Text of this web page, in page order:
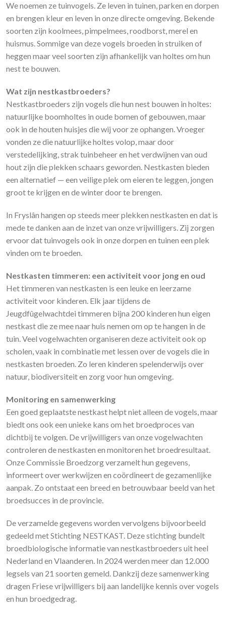
We noemen ze tuinvogels. Ze leven in tuinen, parken en dorpen
en brengen kleur en leven in onze directe omgeving. Bekende
soorten zijn koolmees, pimpelmees, roodborst, merel en
huismus. Sommige van deze vogels broeden in struiken of
heggen maar veel soorten zijn afhankelijk van holtes om hun
nest te bouwen.
Wat zijn nestkastbroeders?
Nestkastbroeders zijn vogels die hun nest bouwen in holtes:
natuurlijke boomholtes in oude bomen of gebouwen, maar
ook in de houten huisjes die wij voor ze ophangen. Vroeger
vonden ze die natuurlijke holtes volop, maar door
verstedelijking, strak tuinbeheer en het verdwijnen van oud
hout zijn die plekken schaars geworden. Nestkasten bieden
een alternatief — een veilige plek om eieren te leggen, jongen
groot te krijgen en de winter door te brengen.
In Fryslân hangen op steeds meer plekken nestkasten en dat is
mede te danken aan de inzet van onze vrijwilligers. Zij zorgen
ervoor dat tuinvogels ook in onze dorpen en tuinen een plek
vinden om te broeden.
Nestkasten timmeren: een activiteit voor jong en oud
Het timmeren van nestkasten is een leuke en leerzame
activiteit voor kinderen. Elk jaar tijdens de
Jeugdfûgelwachtdei timmeren bijna 200 kinderen hun eigen
nestkast die ze mee naar huis nemen om op te hangen in de
tuin. Veel vogelwachten organiseren deze activiteit ook op
scholen, vaak in combinatie met lessen over de vogels die in
nestkasten broeden. Zo leren kinderen spelenderwijs over
natuur, biodiversiteit en zorg voor hun omgeving.
Monitoring en samenwerking
Een goed geplaatste nestkast helpt niet alleen de vogels, maar
biedt ons ook een unieke kans om het broedproces van
dichtbij te volgen. De vrijwilligers van onze vogelwachten
controleren de nestkasten en monitoren het broedresultaat.
Onze Commissie Broedzorg verzamelt hun gegevens,
informeert over werkwijzen en coördineert de gezamenlijke
aanpak. Zo ontstaat een breed en betrouwbaar beeld van het
broedsucces in de provincie.
De verzamelde gegevens worden vervolgens bijvoorbeeld
gedeeld met Stichting NESTKAST. Deze stichting bundelt
broedbiologische informatie van nestkastbroeders uit heel
Nederland en Vlaanderen. In 2024 werden meer dan 12.000
legsels van 21 soorten gemeld. Dankzij deze samenwerking
dragen Friese vrijwilligers bij aan landelijke kennis over vogels
en hun broedgedrag.